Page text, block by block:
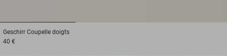
Geschirr Coupelle doigts
40 €